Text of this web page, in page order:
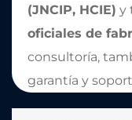
(JNCIP, HCIE) y
oficiales de
consultoría,
garantía y